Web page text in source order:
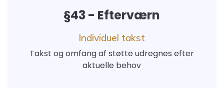
§43 - Efterværn
Individuel takst
Takst og omfang af støtte udregnes efter
aktuelle behov